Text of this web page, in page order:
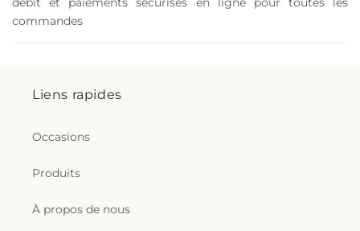
commandes
Liens rapides
Occasions
Produits
À propos de nous